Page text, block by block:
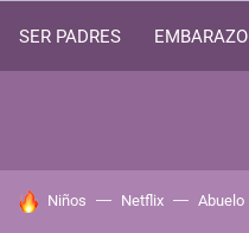
SER PADRES EMBARAZO
HOY SE HABLA DE
Niños Netflix Abuelo